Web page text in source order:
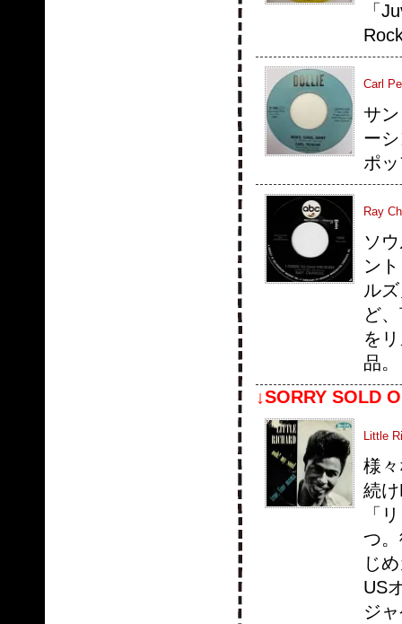
「
Carl
サ
ー
ポ
Ray
ソ
ン
ル
ど
を
品。
↓SORRY SOLD
Little
様
続
「
つ
じ
US
ジ